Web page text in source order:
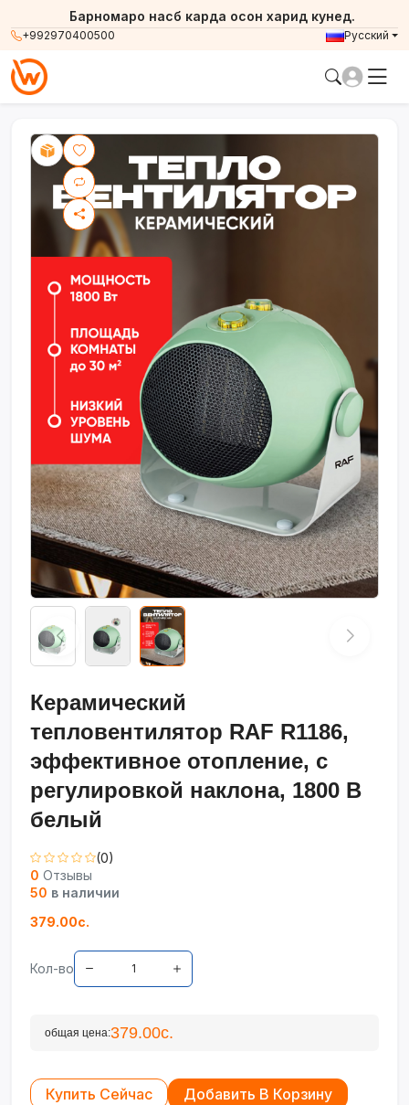
+992970400500
Барномаро насб карда осон харид кунед.
Русский
Керамический
тепловентилятор RAF R1186,
эффективное отопление, с
регулировкой наклона, 1800 В
белый
(0)
0 Отзывы
50 в наличии
379.00с.
Кол-во
общая цена:379.00с.
Купить Сейчас Добавить В Корзину